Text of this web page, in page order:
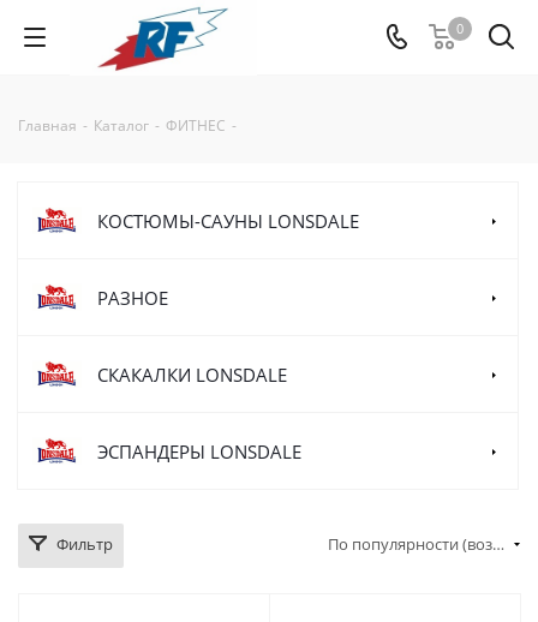
0
Главная - Каталог - ФИТНЕС -
КОСТЮМЫ-САУНЫ LONSDALE
РАЗНОЕ
СКАКАЛКИ LONSDALE
ЭСПАНДЕРЫ LONSDALE
Фильтр По популярности (возрастание)